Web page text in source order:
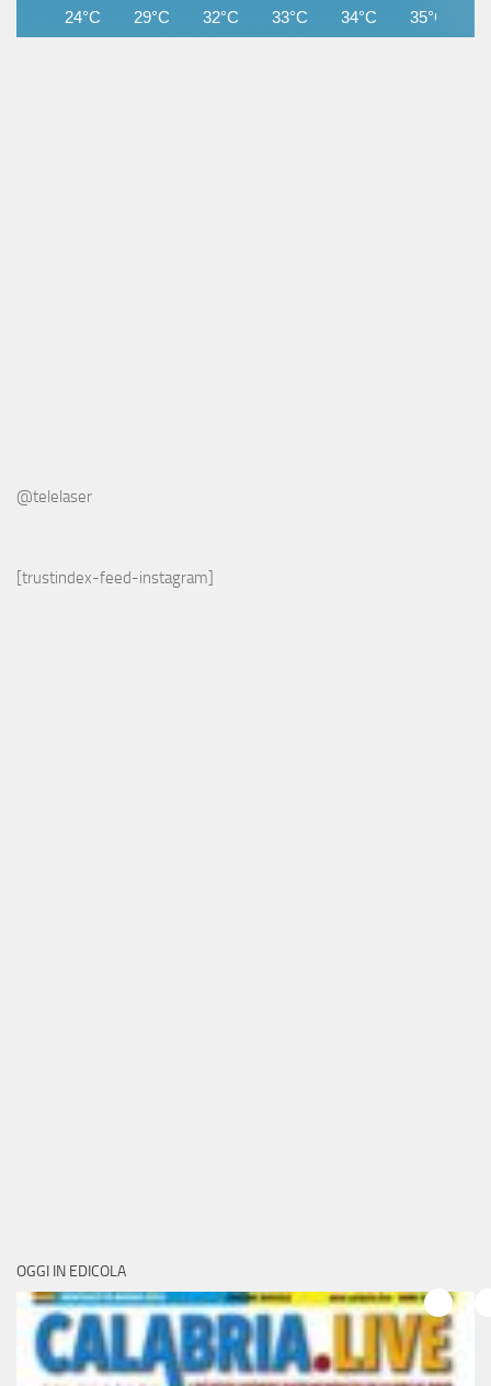
24°C 29°C 32°C 33°C 34°C 35°C
@telelaser
[trustindex-feed-instagram]
OGGI IN EDICOLA